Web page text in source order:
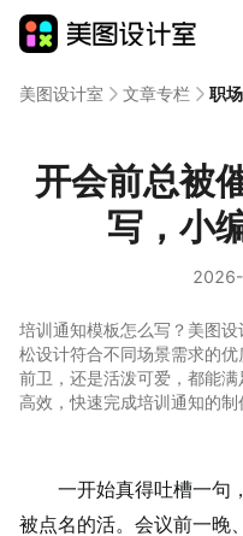
美图设计室 文章专栏 职
开会前总被
写，小
培训通知模板怎么写？美图
松设计符合不同场景需求的优
前卫，还是活泼可爱，都能
高效，快速完成培训通知的制
一开始真得吐槽一句
被点名的活。会议前一晚